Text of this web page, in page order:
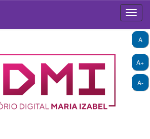
A+
A-
A